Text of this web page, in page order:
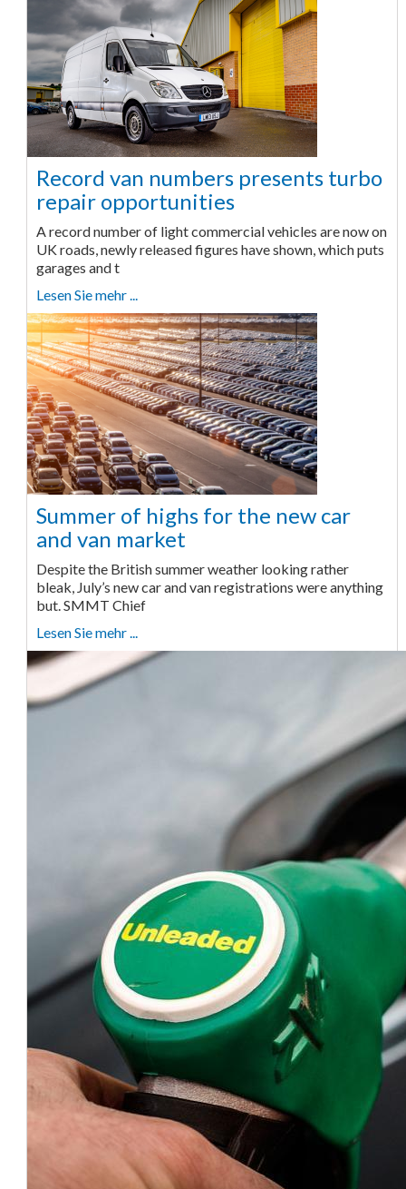
Record van numbers presents turbo
repair opportunities
A record number of light commercial vehicles are now on
UK roads, newly released figures have shown, which puts
garages and t
Lesen Sie mehr ...
Summer of highs for the new car
and van market
Despite the British summer weather looking rather
bleak, July’s new car and van registrations were anything
but. SMMT Chief
Lesen Sie mehr ...